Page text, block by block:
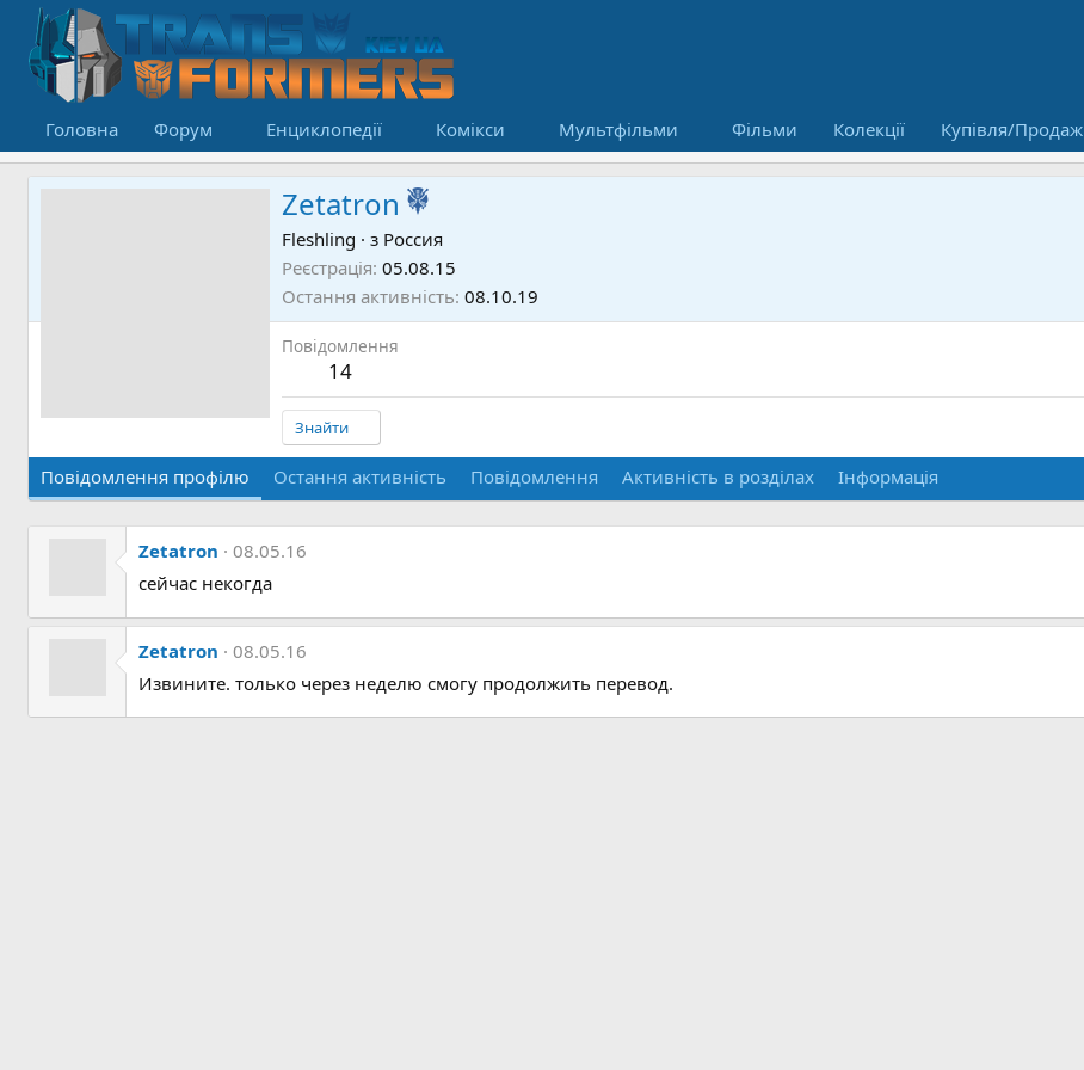
Головна Форум Енциклопедії Комікси Мультфільми Фільми Колекції Купівля/Продаж
Zetatron
Fleshling · з Россия
Реєстрація 05.08.15
Остання активність 08.10.19
Повідомлення
14
Знайти
Повідомлення профілю Остання активність Повідомлення Активність в розділах Інформація
Zetatron
08.05.16
сейчас некогда
Zetatron
08.05.16
Извините. только через неделю смогу продолжить перевод.